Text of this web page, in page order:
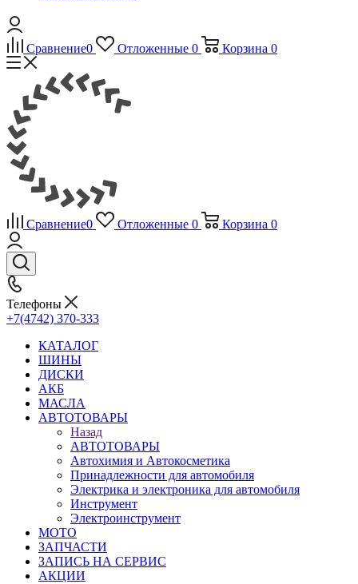
Сравнение0 Отложенные 0 Корзина 0
Сравнение0 Отложенные 0 Корзина 0
Телефоны
+7(4742) 370-333
КАТАЛОГ
ШИНЫ
ДИСКИ
АКБ
МАСЛА
АВТОТОВАРЫ
Назад
АВТОТОВАРЫ
Автохимия и Автокосметика
Принадлежности для автомобиля
Электрика и электроника для автомобиля
Инструмент
Электроинструмент
МОТО
ЗАПЧАСТИ
ЗАПИСЬ НА СЕРВИС
АКЦИИ